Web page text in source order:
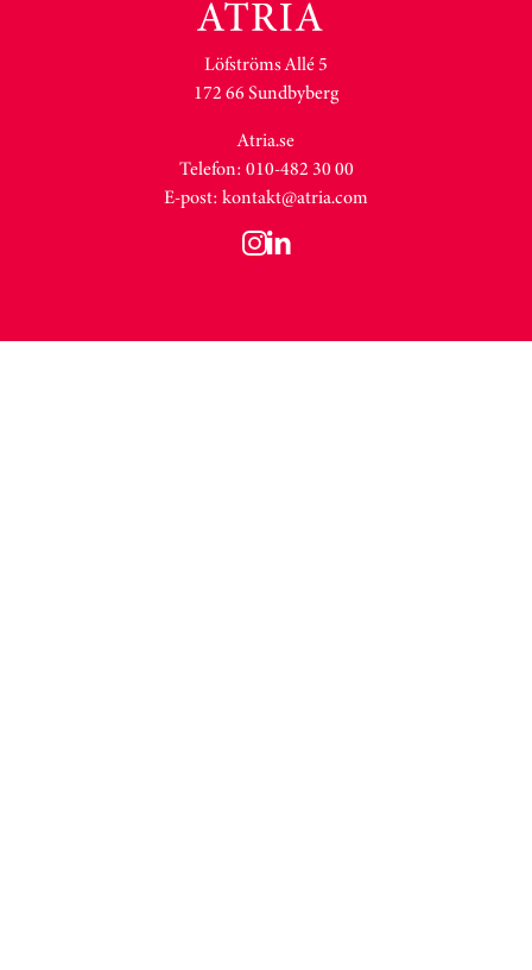
Löfströms Allé 5
172 66 Sundbyberg
Atria.se
Telefon: 010-482 30 00
E-post: kontakt@atria.com